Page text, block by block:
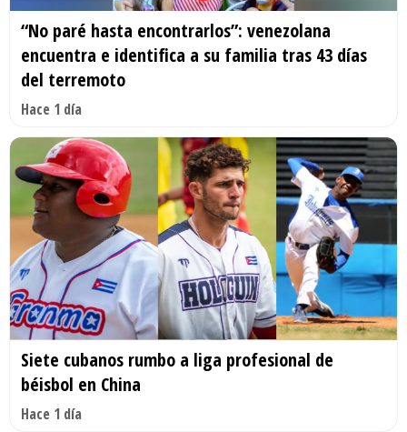
“No paré hasta encontrarlos”: venezolana
encuentra e identifica a su familia tras 43 días
del terremoto
Hace 1 día
Siete cubanos rumbo a liga profesional de
béisbol en China
Hace 1 día